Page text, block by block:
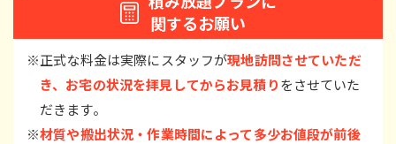
関するお願い
※正式な料金は実際にスタッフが現地訪問させていただ
き、お宅の状況を拝見してからお見積りをさせていた
だきます。
※材質や搬出状況・作業時間によって多少お値段が前後